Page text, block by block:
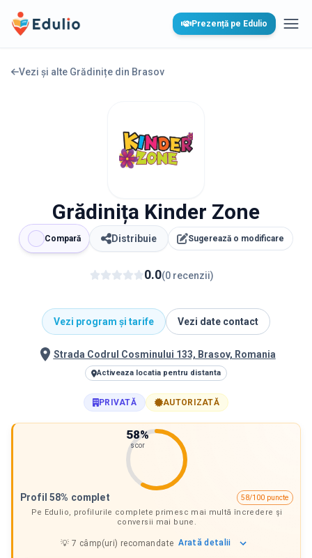
Edulio Prezență pe Edulio
Vezi și alte Grădinițe din Brasov
Grădinița Kinder Zone
Compară Distribuie Sugerează o modificare
0.0(0 recenzii)
Vezi program și tarife Vezi date contact
Strada Codrul Cosminului 133, Brasov, Romania
Activeaza locatia pentru distanta
PRIVATĂ AUTORIZATĂ
58%
scor
Profil 58% complet
58/100 puncte
Pe Edulio, profilurile complete primesc mai multă încredere și
conversii mai bune.
💡7 câmp(uri) recomandate Arată detalii